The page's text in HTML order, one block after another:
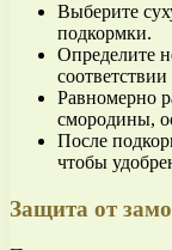
Выберите
подкормки.
Определите
Равномерно
смородины,
После
чтобы
Защита от